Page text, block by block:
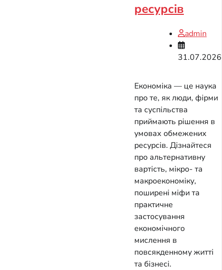
ресурсів
admin
31.07.2026
Економіка — це наука
про те, як люди, фірми
та суспільства
приймають рішення в
умовах обмежених
ресурсів. Дізнайтеся
про альтернативну
вартість, мікро- та
макроекономіку,
поширені міфи та
практичне
застосування
економічного
мислення в
повсякденному житті
та бізнесі.